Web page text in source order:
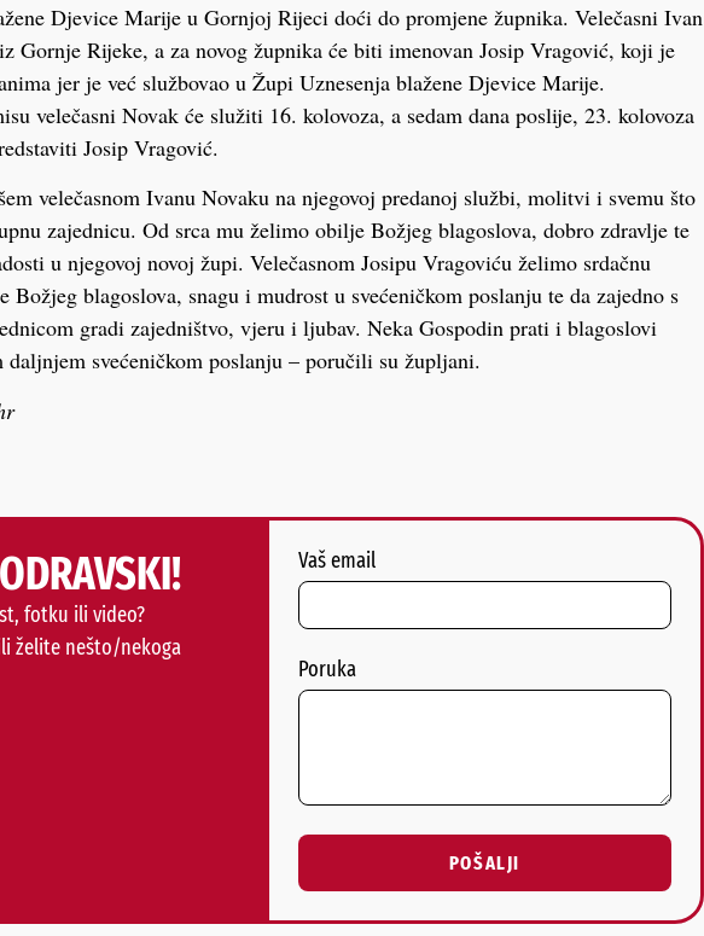
Djevice Marije u Gornjoj Rijeci doći do promjene župnika. Velečasni Ivan
Gornje Rijeke, a za novog župnika će biti imenovan Josip Vragović, koji je
jer je već službovao u Župi Uznesenja blažene Djevice Marije.
velečasni Novak će služiti 16. kolovoza, a sedam dana poslije, 23. kolovoza
Josip Vragović.
velečasnom Ivanu Novaku na njegovoj predanoj službi, molitvi i svemu što
zajednicu. Od srca mu želimo obilje Božjeg blagoslova, dobro zdravlje te
u njegovoj novoj župi. Velečasnom Josipu Vragoviću želimo srdačnu
Božjeg blagoslova, snagu i mudrost u svećeničkom poslanju te da zajedno s
gradi zajedništvo, vjeru i ljubav. Neka Gospodin prati i blagoslovi
svećeničkom poslanju – poručili su župljani.
fotku ili video?
želite nešto/nekoga
Vaš email
Poruka
POŠALJI